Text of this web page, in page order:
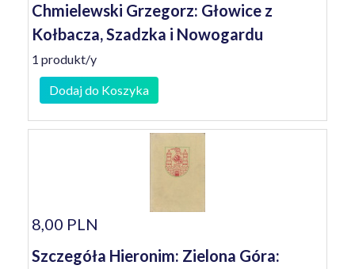
Chmielewski Grzegorz: Głowice z
Kołbacza, Szadzka i Nowogardu
1 produkt/y
Dodaj do Koszyka
8,00 PLN
Szczegóła Hieronim: Zielona Góra: